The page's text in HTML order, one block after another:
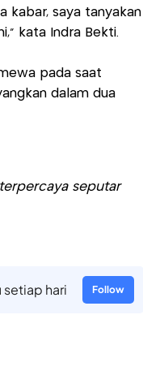
kabar, saya tanyakan
kata Indra Bekti.
pada saat
dalam dua
seputar
hari Follow